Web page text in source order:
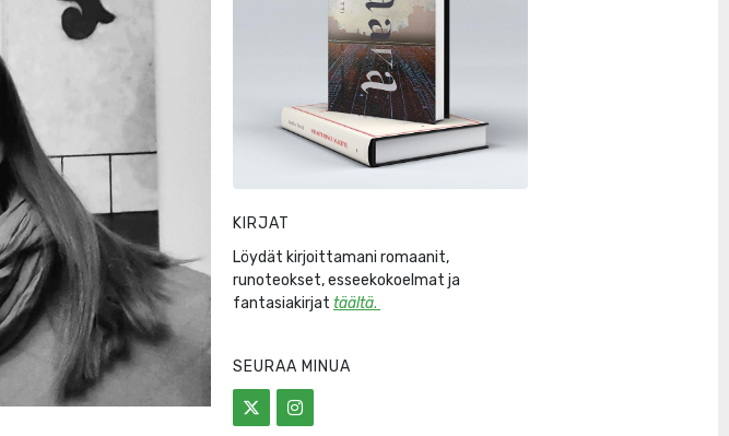
KIRJAT
Löydät kirjoittamani romaanit,
runoteokset, esseekokoelmat ja
fantasiakirjat täältä.
SEURAA MINUA